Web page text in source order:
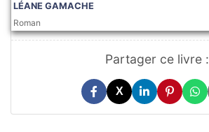
LÉANE GAMACHE
Roman
Partager ce livre :
X